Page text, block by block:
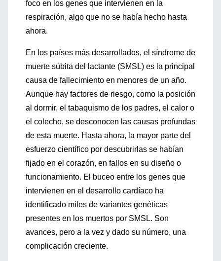
foco en los genes que intervienen en la
respiración, algo que no se había hecho hasta
ahora.
En los países más desarrollados, el síndrome de
muerte súbita del lactante (SMSL) es la principal
causa de fallecimiento en menores de un año.
Aunque hay factores de riesgo, como la posición
al dormir, el tabaquismo de los padres, el calor o
el colecho, se desconocen las causas profundas
de esta muerte. Hasta ahora, la mayor parte del
esfuerzo científico por descubrirlas se habían
fijado en el corazón, en fallos en su diseño o
funcionamiento. El buceo entre los genes que
intervienen en el desarrollo cardíaco ha
identificado miles de variantes genéticas
presentes en los muertos por SMSL. Son
avances, pero a la vez y dado su número, una
complicación creciente.